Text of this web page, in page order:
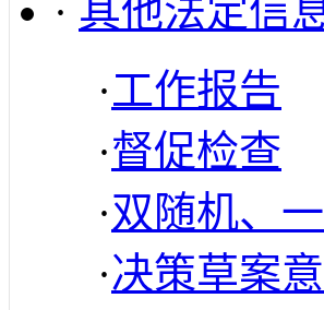
· 其他法定信
·工作报告
·督促检查
·双随机、
·决策草案